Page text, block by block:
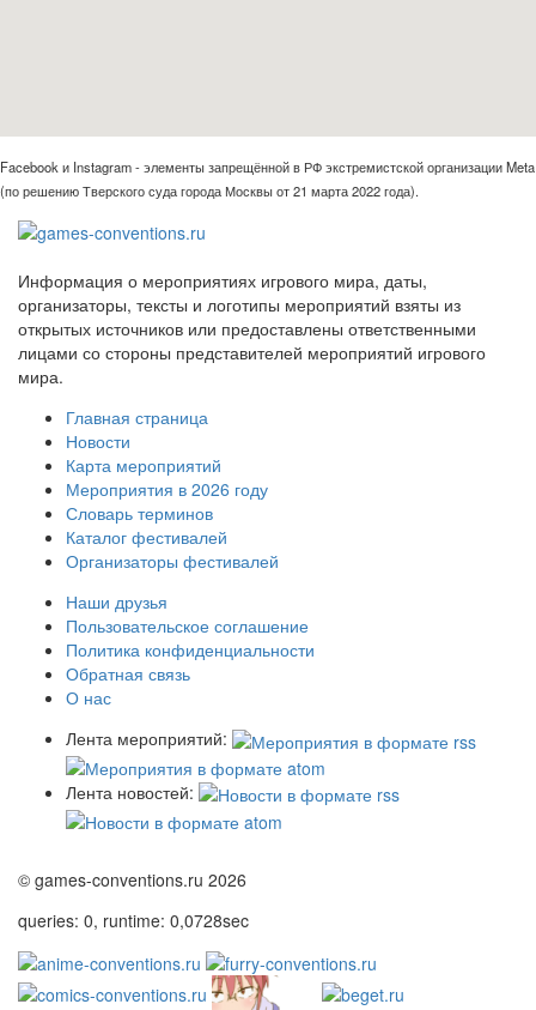
Facebook и Instagram - элементы запрещённой в РФ экстремистской организации Meta
(по решению Тверского суда города Москвы от 21 марта 2022 года).
Информация о мероприятиях игрового мира, даты,
организаторы, тексты и логотипы мероприятий взяты из
открытых источников или предоставлены ответственными
лицами со стороны представителей мероприятий игрового
мира.
Главная страница
Новости
Карта мероприятий
Мероприятия в 2026 году
Словарь терминов
Каталог фестивалей
Организаторы фестивалей
Наши друзья
Пользовательское соглашение
Политика конфиденциальности
Обратная связь
О нас
Лента мероприятий:
Лента новостей:
© games-conventions.ru 2026
queries: 0, runtime: 0,0728sec